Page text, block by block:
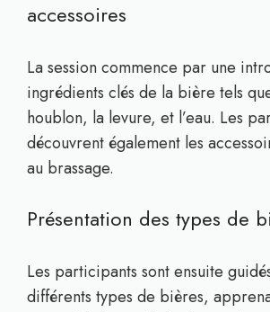
accessoires
La session commence par une
ingrédients clés de la bière tels
houblon, la levure, et l’eau. Les
découvrent également les
au brassage.
Présentation des types de
Les participants sont ensuite
différents types de bières,